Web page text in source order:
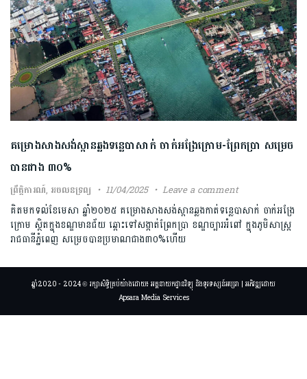
គម្រោងសាងសង់ស្ពានឆ្លងទន្លេបាសាក់ ចាក់អង្រែក្រោម-ព្រែកប្រា សម្រេច
បានជាង ៣០%
ព្រឹត្តិការណ៍, អចលនទ្រព្យ 11/04/2025 Leave a comment
គិតមកទល់ខែមេសា ឆ្នាំ២០២៥ គម្រោងសាងសង់ស្ពានឆ្លងកាត់ទន្លេបាសាក់ ចាក់អង្រែ
ក្រោម ស្ថិតក្នុងខណ្ឌមានជ័យ ឆ្ពោះទៅសង្កាត់ព្រែកប្រា ខណ្ឌច្បារអំពៅ ក្នុងភូមិសាស្រ្ត
រាជធានីភ្នំពេញ សម្រេចបានប្រ​មាណជាង៣០%ហើយ
ឆ្នាំ2020 - 2024 © រក្សាសិទ្ធិគ្រប់យ៉ាងដោយ៖ អគ្គនាយកដ្ឋានវិទ្យុ និងទូរទស្សន៍អប្សរា | អភិវឌ្ឍដោយ
Apsara Media Services